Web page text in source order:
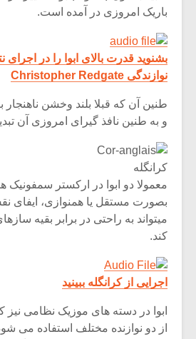
باریک امروزی در آمده است.
بشنوید قدرت بالای ابوا را در اجرای
نوازندگی Christopher Redgate
طنین آن که قبلا بلند وخشن ناهنجار
و به طنین نافذ گیرای امروزی آن
کرانگله
معمولا دو ابوا در ارکستر سمفونیک
بصورت مستقل یا همنوازی، ایفای
میتواند به راحتی در برابر بقیه
کند.
اجرایی از کرانگله ببینید
ابوا در دسته های موزیک نظامی نیز
از دو نوازنده مختلف استفاده می